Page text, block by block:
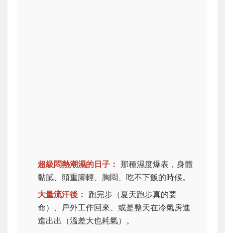
超級悶熱潮濕的日子： 那種濕度爆表，身體
黏膩、頭重腳輕、胸悶、吃不下飯的時候。
大量流汗後： 跑完步（夏天跑步真的要
命）、戶外工作回來、或是整天在冷氣房進
進出出（溫差大也耗氣）。